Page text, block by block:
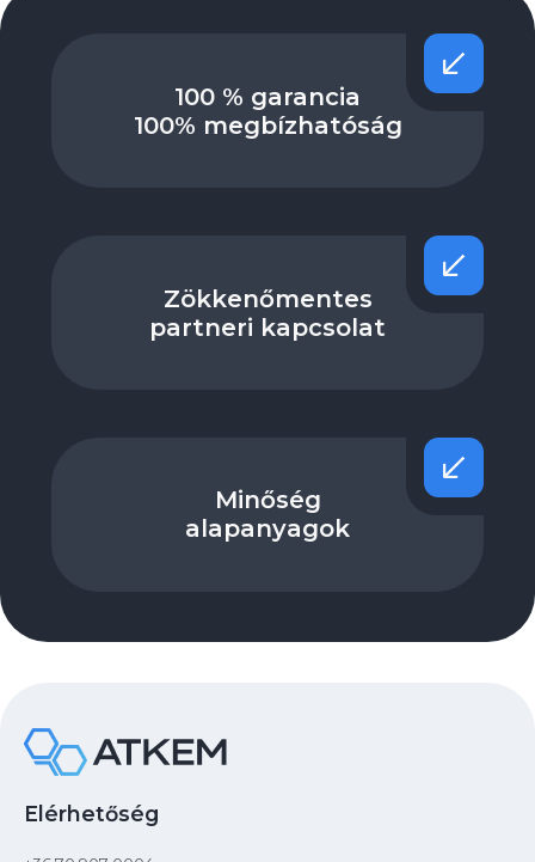
100 % garancia
100% megbízhatóság
Zökkenőmentes
partneri kapcsolat
Minőség
alapanyagok
Elérhetőség